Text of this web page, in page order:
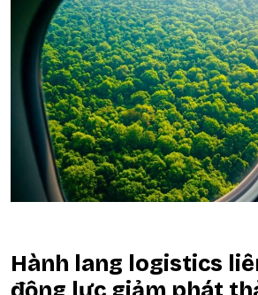
Hành lang logistics